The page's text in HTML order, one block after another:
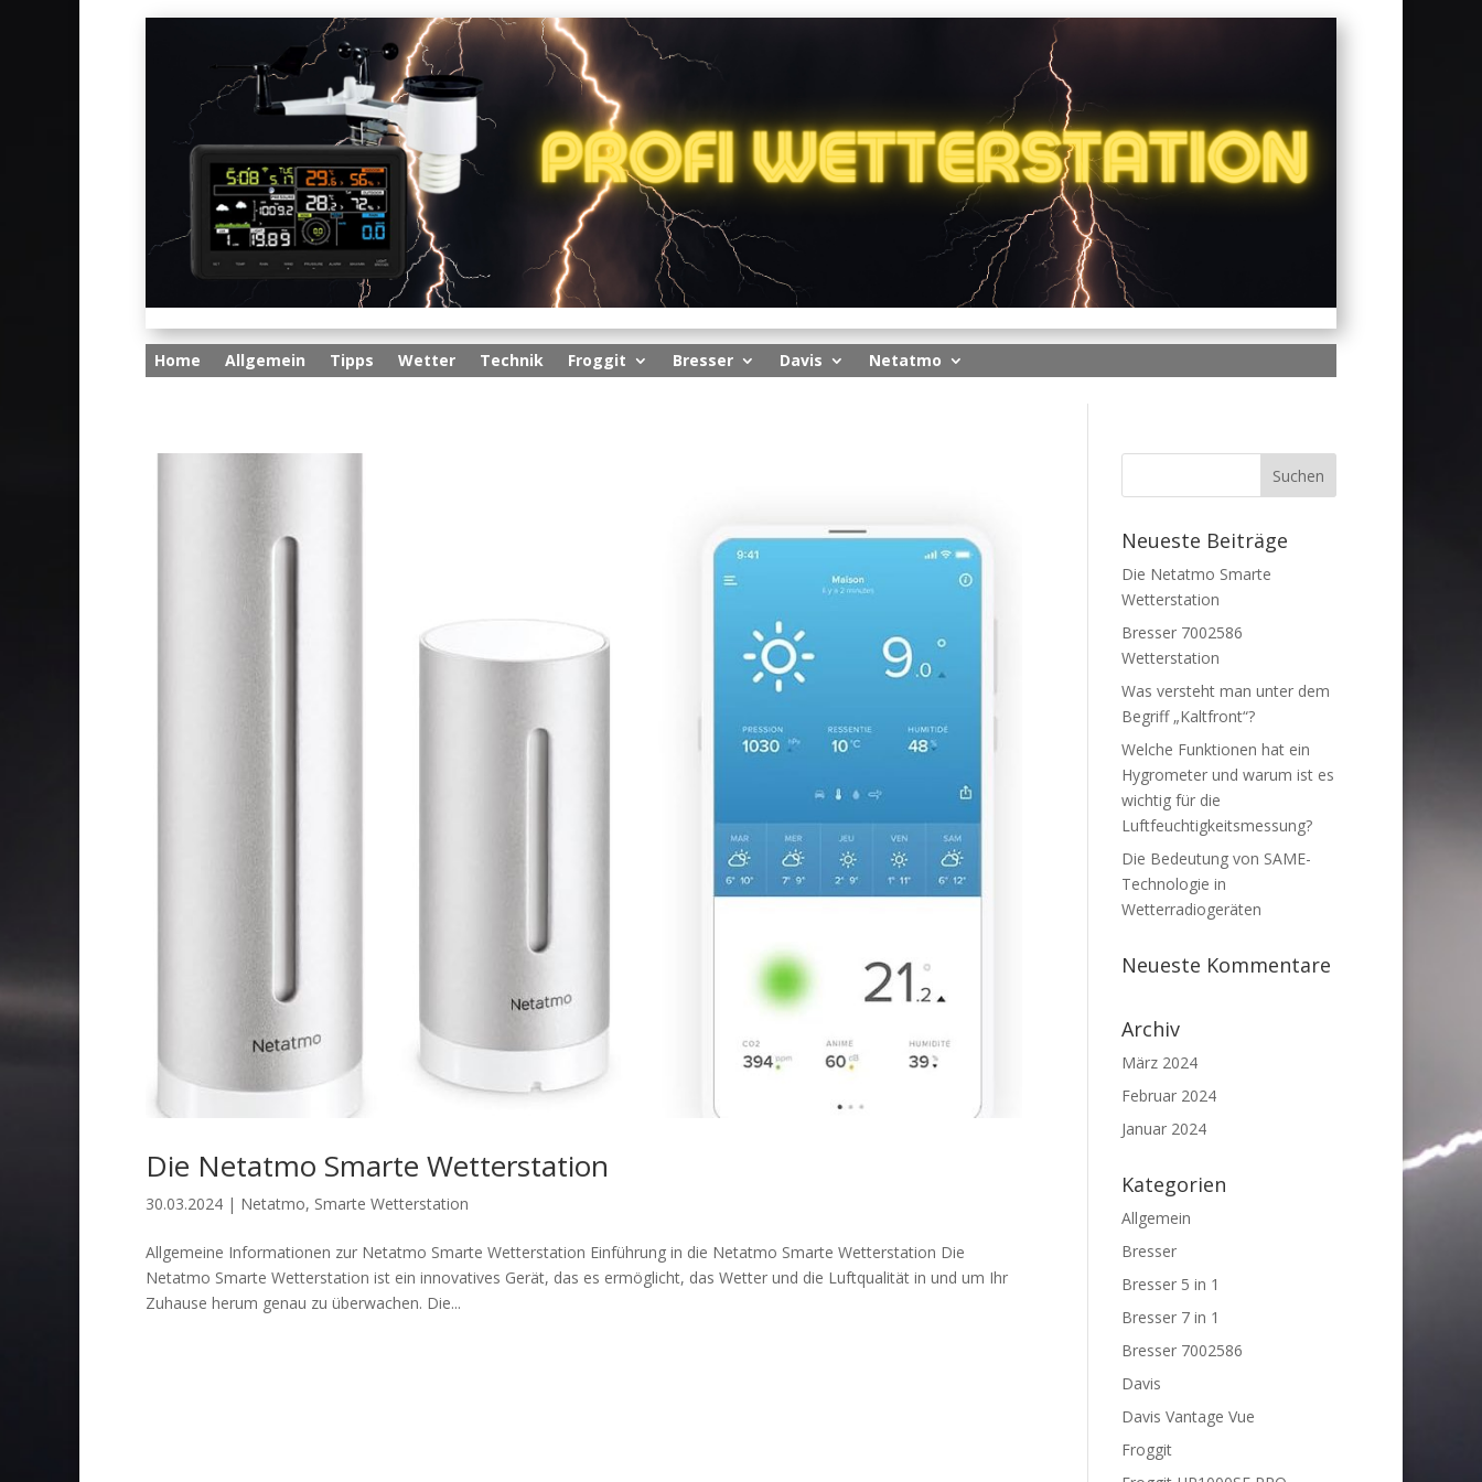
Home Allgemein Tipps Wetter Technik Froggit Bresser Davis Netatmo
Die Netatmo Smarte Wetterstation
30.03.2024 | Netatmo, Smarte Wetterstation
Allgemeine Informationen zur Netatmo Smarte Wetterstation Einführung in die Netatmo Smarte Wetterstation Die
Netatmo Smarte Wetterstation ist ein innovatives Gerät, das es ermöglicht, das Wetter und die Luftqualität in und um Ihr
Zuhause herum genau zu überwachen. Die...
Neueste Beiträge
Die Netatmo Smarte
Wetterstation
Bresser 7002586
Wetterstation
Was versteht man unter dem
Begriff „Kaltfront“?
Welche Funktionen hat ein
Hygrometer und warum ist es
wichtig für die
Luftfeuchtigkeitsmessung?
Die Bedeutung von SAME-
Technologie in
Wetterradiogeräten
Neueste Kommentare
Archiv
März 2024
Februar 2024
Januar 2024
Kategorien
Allgemein
Bresser
Bresser 5 in 1
Bresser 7 in 1
Bresser 7002586
Davis
Davis Vantage Vue
Froggit